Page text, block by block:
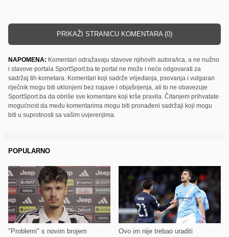
PRIKAŽI STRANICU KOMENTARA (0)
NAPOMENA: Komentari odražavaju stavove njihovih autora/ica, a ne nužno
i stavove portala SportSport.ba te portal ne može i neće odgovarati za
sadržaj tih kometara. Komentari koji sadrže vrijeđanja, psovanja i vulgaran
riječnik mogu biti uklonjeni bez najave i objašnjenja, ali to ne obavezuje
SportSport.ba da obriše sve komentare koji krše pravila. Čitanjem prihvatate
mogućnost da među komentarima mogu biti pronađeni sadržaji koji mogu
biti u suprotnosti sa vašim uvjerenjima.
POPULARNO
"Problemi" s novim brojem Ovo im nije trebao uraditi